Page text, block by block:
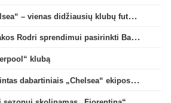
M. Palestra: „Man „Chelsea“ – vienas didžiausių klubų futbole“
Paaiškėjo, kas turėjo įtakos Rodri sprendimui pasirinkti Barselonos pusę
klubą
X. Alonso: „Esu patenkintas dabartiniais „Chelsea“ ekipos vartininkais“